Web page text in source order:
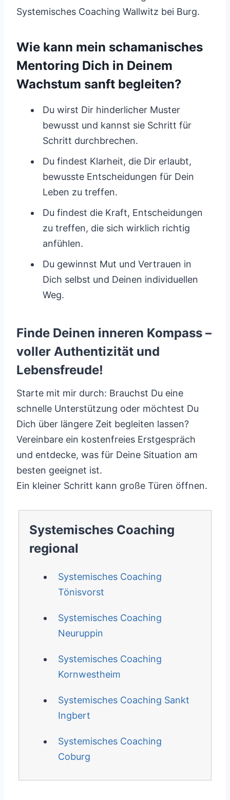
Systemisches Coaching Wallwitz bei Burg.
Wie kann mein schamanisches
Mentoring Dich in Deinem
Wachstum sanft begleiten?
Du wirst Dir hinderlicher Muster
bewusst und kannst sie Schritt für
Schritt durchbrechen.
Du findest Klarheit, die Dir erlaubt,
bewusste Entscheidungen für Dein
Leben zu treffen.
Du findest die Kraft, Entscheidungen
zu treffen, die sich wirklich richtig
anfühlen.
Du gewinnst Mut und Vertrauen in
Dich selbst und Deinen individuellen
Weg.
Finde Deinen inneren Kompass –
voller Authentizität und
Lebensfreude!
Starte mit mir durch: Brauchst Du eine
schnelle Unterstützung oder möchtest Du
Dich über längere Zeit begleiten lassen?
Vereinbare ein kostenfreies Erstgespräch
und entdecke, was für Deine Situation am
besten geeignet ist.
Ein kleiner Schritt kann große Türen öffnen.
Systemisches Coaching
regional
Systemisches Coaching
Tönisvorst
Systemisches Coaching
Neuruppin
Systemisches Coaching
Kornwestheim
Systemisches Coaching Sankt
Ingbert
Systemisches Coaching
Coburg